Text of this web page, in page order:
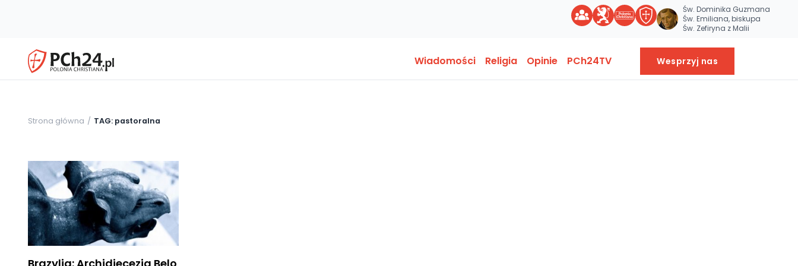
Św. Dominika Guzmana
Św. Emiliana, biskupa
Św. Zefiryna z Malii
Wiadomości Religia Opinie PCh24TV Wesprzyj nas
Strona główna TAG: pastoralna